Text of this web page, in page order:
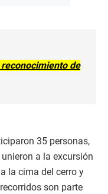
de
35 personas,
a la excursión
la cima del cerro y
son parte